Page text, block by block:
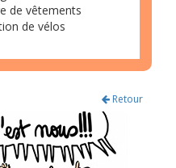
de vêtements
de vélos
Retour